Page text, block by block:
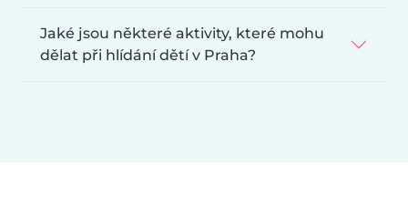
Jaké jsou některé aktivity, které mohu
dělat při hlídání dětí v Praha?